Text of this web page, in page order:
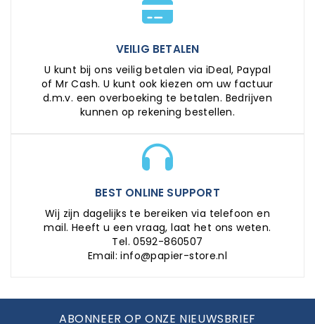
VEILIG BETALEN
U kunt bij ons veilig betalen via iDeal, Paypal
of Mr Cash. U kunt ook kiezen om uw factuur
d.m.v. een overboeking te betalen. Bedrijven
kunnen op rekening bestellen.
BEST ONLINE SUPPORT
Wij zijn dagelijks te bereiken via telefoon en
mail. Heeft u een vraag, laat het ons weten.
Tel. 0592-860507
Email: info@papier-store.nl
ABONNEER OP ONZE NIEUWSBRIEF